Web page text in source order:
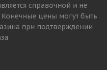
справочной и не
Конечные цены могут быть
при подтверждении